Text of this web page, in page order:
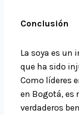
Conclusión
La soya es un
que ha sido
Como líderes
en Bogotá, es
verdaderos